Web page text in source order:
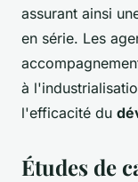
assurant ainsi
en série. Les
à
l'efficacité du
Études de